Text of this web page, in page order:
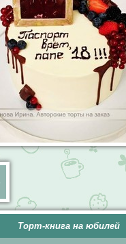
Торт-книга на юбилей